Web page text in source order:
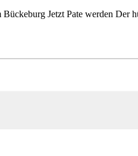
Jetzt Pate werden Der